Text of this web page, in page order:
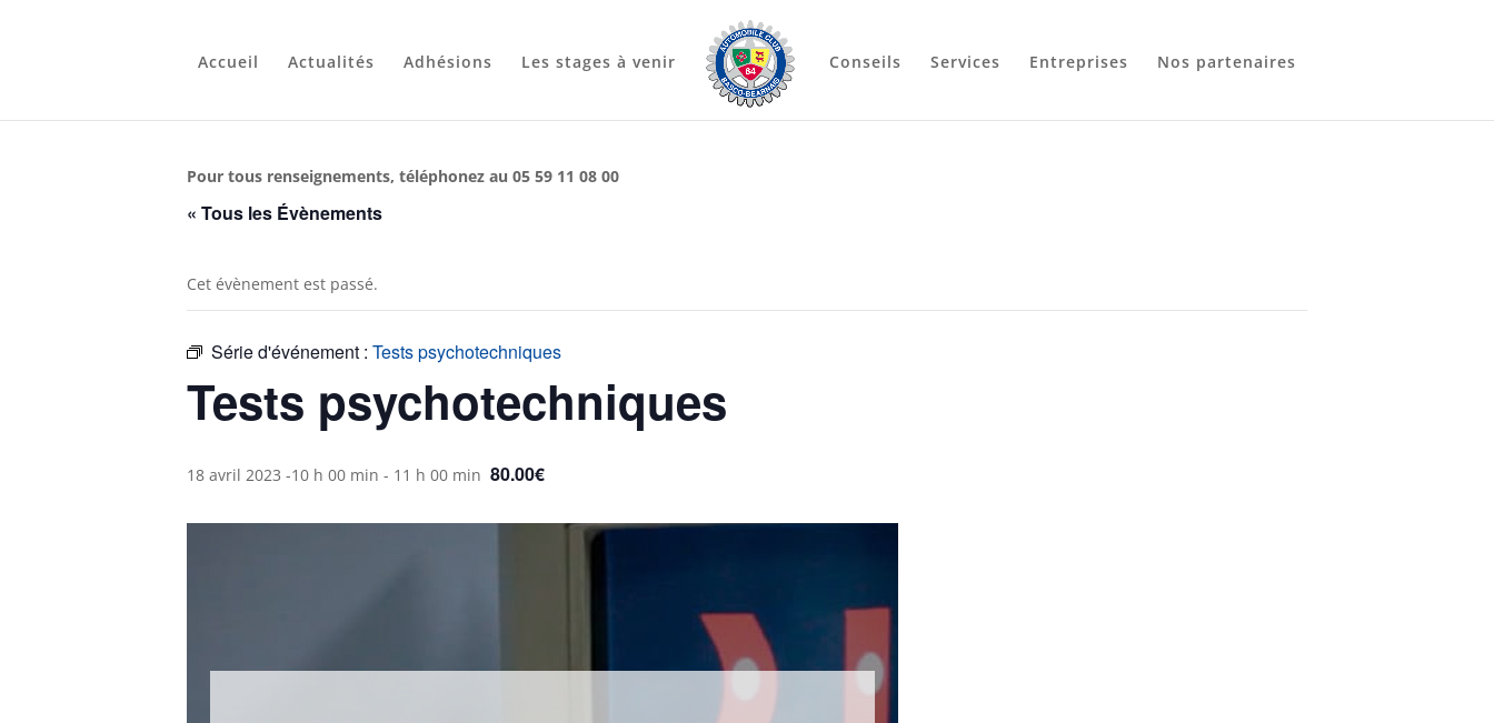
Accueil Actualités Adhésions Les stages à venir Conseils Services Entreprises Nos partenaires
Pour tous renseignements, téléphonez au 05 59 11 08 00
« Tous les Évènements
Cet évènement est passé.
Série d'événement : Tests psychotechniques
Tests psychotechniques
18 avril 2023 -10 h 00 min - 11 h 00 min 80.00€